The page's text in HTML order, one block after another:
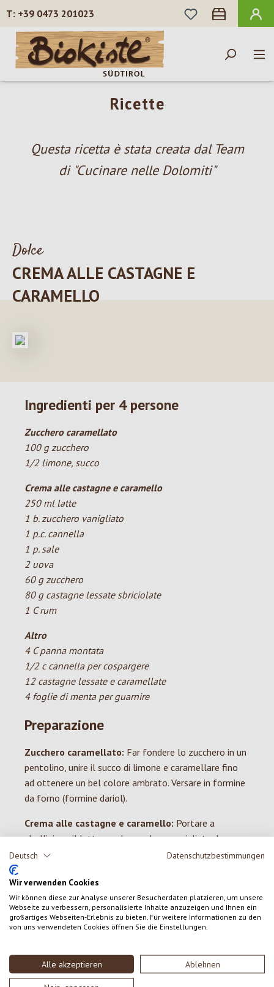
Deutsch Datenschutzbestimmungen
Wir verwenden Cookies
Wir können diese zur Analyse unserer Besucherdaten platzieren, um unsere
Webseite zu verbessern, personalisierte Inhalte anzuzeigen und Ihnen ein
großartiges Webseiten-Erlebnis zu bieten. Für weitere Informationen zu den
von uns verwendeten Cookies öffnen Sie die Einstellungen.
Alle akzeptieren Ablehnen
Passa al contenuto principale
+39 0473 201023
HAI 0 ARTICOLI
Ricette
Questa ricetta è stata creata dal Team
di "Cucinare nelle Dolomiti"
Dolce
CREMA ALLE CASTAGNE E
CARAMELLO
Ingredienti per 4 persone
Zucchero caramellato
100 g zucchero
1/2 limone, succo
Crema alle castagne e caramello
250 ml latte
1 b. zucchero vanigliato
1 p.c. cannella
1 p. sale
2 uova
60 g zucchero
80 g castagne lessate sbriciolate
1 C rum
Altro
4 C panna montata
1/2 c cannella per cospargere
12 castagne lessate e caramellate
4 foglie di menta per guarnire
Preparazione
Zucchero caramellato: Far fondere lo zucchero in un
pentolino, unire il succo di limone e caramellare fino
ad ottenere un bel colore ambrato. Versare in formine
da forno (formine dariol).
Crema alle castagne e caramello: Portare a
ebollizione il latte con lo zucchero vanigliato, la
cannella e il sale. Sbattere le uova con lo zucchero,
attraverso un setaccio, mescolare con le castagne e
aromatizzare con il rum e versare nelle formine con lo
zucchero caramellato. Foderare una pentola a bordo
basso con carta da forno, versarvi poi due dita di acqua
preriscaldato.